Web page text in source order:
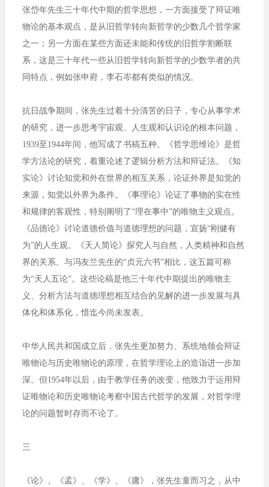
张岱年先生三十年代中期的哲学思想，一方面接受了辩证唯
物论的基本观点，是从旧哲学转向新哲学的少数几个哲学家
之一；另一方面在某些方面还未能和传统的旧哲学割断联
系，这是三十年代一些从旧哲学转向新哲学的少数学者的共
同特点，例如张申府，李石岑都有类似的情况。
抗日战争期间，张先生过着十分清苦的日子，专心从事学术
的研究，进一步思考宇宙观、人生观和认识论的根本问题，
1939至1944年间，他写成了书稿五种。《哲学思维论》是哲
学方法论的研究，着重论述了逻辑分析方法和辩证法。《知
实论》讨论知觉和外在世界的相互关系，论证外界是知觉的
来源，知觉以外界为条件。《事理论》论证了事物的实在性
和规律的客观性，特别阐明了“理在事中”的唯物主义观点。
《品德论》讨论道德价值与道德理想的问题，宣扬“刚健有
为”的人生观。《天人简论》探究人与自然，人类精神和自然
界的关系。与冯友兰先生的“贞元六书”相比，这五篇可称
为“天人五论”。这些论稿是他三十年代中期提出的唯物主
义、分析方法与道德理想相互结合的见解的进一步发展与具
体化和体系化，惜迄今尚未发表。
中华人民共和国成立后，张先生更加努力、系统地领会辩证
唯物论与历史唯物论的原理，在哲学理论上的造诣进一步加
深。但1954年以后，由于教学任务的改变，他致力于运用辩
证唯物论和历史唯物论考察中国古代哲学的发展，对哲学理
论的问题暂时存而不论了。
三
《论》、《孟》、《学》、《庸》，张先生童而习之，从中